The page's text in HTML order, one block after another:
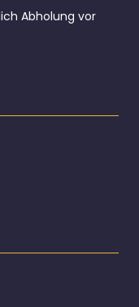
Abholung vor